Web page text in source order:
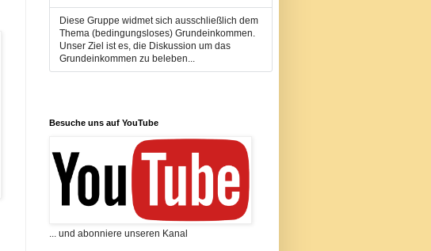
Diese Gruppe widmet sich ausschließlich dem
Thema (bedingungsloses) Grundeinkommen.
Unser Ziel ist es, die Diskussion um das
Grundeinkommen zu beleben...
Besuche uns auf YouTube
... und abonniere unseren Kanal